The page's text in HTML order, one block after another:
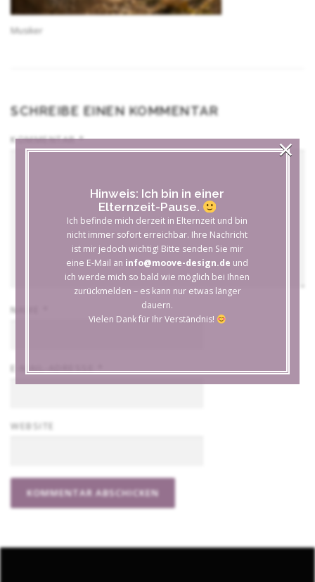
Musiker
SCHREIBE EINEN KOMMENTAR
KOMMENTAR*
NAME
E-MAIL-ADRESSE
WEBSITE
Hinweis: Ich bin in einer
Elternzeit-Pause.
Ich befinde mich derzeit in Elternzeit und bin
nicht immer sofort erreichbar. Ihre Nachricht
ist mir jedoch wichtig! Bitte senden Sie mir
eine E-Mail an info@moove-design.de und
ich werde mich so bald wie möglich bei Ihnen
zurückmelden – es kann nur etwas länger
dauern.
Vielen Dank für Ihr Verständnis!
×